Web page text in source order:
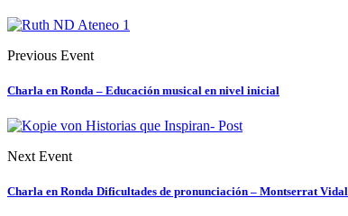
Previous Event
Charla en Ronda – Educación musical en nivel inicial
Next Event
Charla en Ronda Dificultades de pronunciación – Montserrat